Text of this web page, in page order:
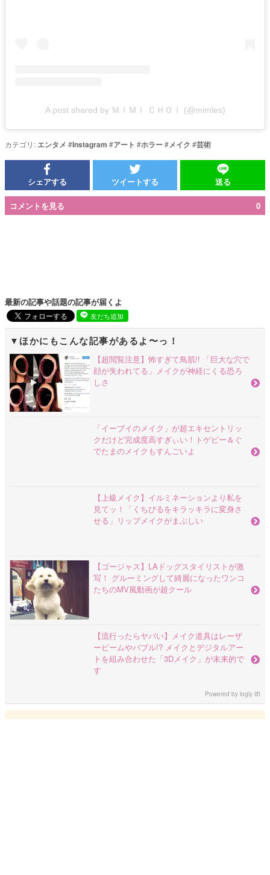
A post shared by ＭＩＭＩ ＣＨＯＩ (@mimles)
カテゴリ: エンタメ #Instagram #アート #ホラー#メイク #芸術
シェアする ツイートする 送る
コメントを見る 0
最新の記事や話題の記事が届くよ
友だち追加
ほかにもこんな記事があるよ〜っ！
【超閲覧注意】怖すぎて鳥肌!! 「巨大な穴で
顔が失われてる」メイクが神経にくる恐ろ
しさ
「イーブイのメイク」が超エキセントリッ
クだけど完成度高すぎぃい！トゲピー＆ぐ
でたまのメイクもすんごいよ
【上級メイク】イルミネーションより私を
見てッ！「くちびるをキラッキラに変身さ
せる」リップメイクがまぶしい
【ゴージャス】LAドッグスタイリストが激
写！ グルーミングして綺麗になったワンコ
たちのMV風動画が超クール
【流行ったらヤバい】メイク道具はレーザ
ービームやバブル!? メイクとデジタルアー
トを組み合わせた「3Dメイク」が未来的で
す
Powered bylogly lift